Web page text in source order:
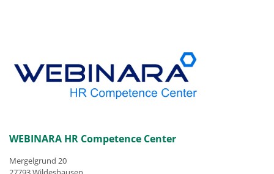
WEBINARA HR Competence Center
Mergelgrund 20